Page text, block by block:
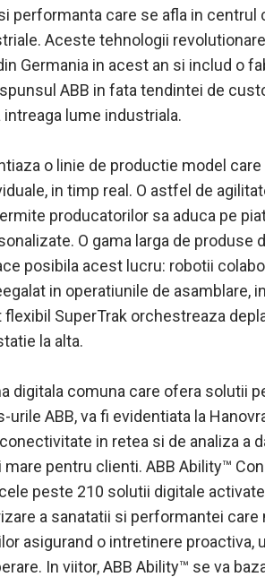
performanta care se afla in centrul
Aceste tehnologii
Germania in acest an si includ o
ABB in fata tendintei de
lume industriala.
o linie de productie model
in timp real. O astfel de
producatorilor sa aduca pe
O gama larga de produse
posibila acest lucru: robotii
in operatiunile de asamblare,
SuperTrak orchestreaza
la alta.
digitala comuna care ofera solutii
ABB, va fi evidentiata la
in retea si de analiza a
mare pentru clienti. ABB Ability™
peste 210 solutii digitale
a sanatatii si performantei care
asigurand o intretinere proactiva,
In viitor, ABB Ability™ se va